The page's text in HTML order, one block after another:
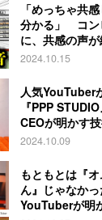
「めっちゃ共
分かる」 コン
に、共感の声が
2024.10.15
人気YouTuber
『PPP
CEOが明かす
2024.10.09
もともとは『
ん』じゃなか
YouTuberが明